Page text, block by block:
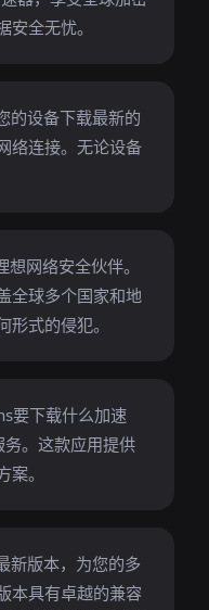
全无忧。
的设备下载最新的
络连接。无论设备
网络安全伙伴。
全球多个国家和地
式的侵犯。
要下载什么加速
。这款应用提供
。
新版本，为您的多
本具有卓越的兼容